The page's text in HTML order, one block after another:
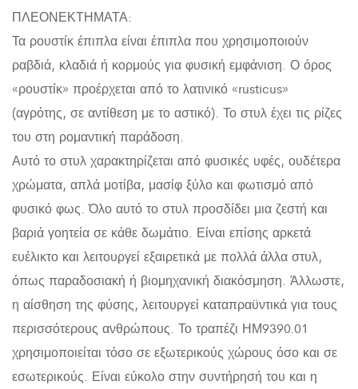
ΠΛΕΟΝΕΚΤΗΜΑΤΑ:
Τα ρουστίκ έπιπλα είναι έπιπλα που χρησιμοποιούν
ραβδιά, κλαδιά ή κορμούς για φυσική εμφάνιση. Ο όρος
«ρουστίκ» προέρχεται από το λατινικό «rusticus»
(αγρότης, σε αντίθεση με το αστικό). Το στυλ έχει τις ρίζες
του στη ρομαντική παράδοση.
Αυτό το στυλ χαρακτηρίζεται από φυσικές υφές, ουδέτερα
χρώματα, απλά μοτίβα, μασίφ ξύλο και φωτισμό από
φυσικό φως. Όλο αυτό το στυλ προσδίδει μια ζεστή και
βαριά γοητεία σε κάθε δωμάτιο. Είναι επίσης αρκετά
ευέλικτο και λειτουργεί εξαιρετικά με πολλά άλλα στυλ,
όπως παραδοσιακή ή βιομηχανική διακόσμηση. Άλλωστε,
η αίσθηση της φύσης, λειτουργεί καταπραϋντικά για τους
περισσότερους ανθρώπους. Το τραπέζι ΗΜ9390.01
χρησιμοποιείται τόσο σε εξωτερικούς χώρους όσο και σε
εσωτερικούς. Είναι εύκολο στην συντήρησή του και η